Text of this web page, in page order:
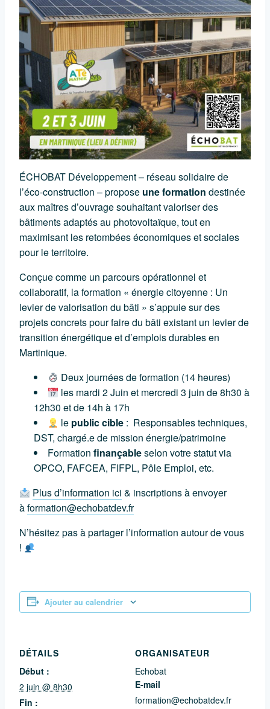
ÉCHOBAT Développement – réseau solidaire de
l’éco-construction – propose une formation destinée
aux maîtres d’ouvrage souhaitant valoriser des
bâtiments adaptés au photovoltaïque, tout en
maximisant les retombées économiques et sociales
pour le territoire.
Conçue comme un parcours opérationnel et
collaboratif, la formation « énergie citoyenne : Un
levier de valorisation du bâti » s’appuie sur des
projets concrets pour faire du bâti existant un levier de
transition énergétique et d’emplois durables en
Martinique.
Deux journées de formation (14 heures)
les mardi 2 Juin et mercredi 3 juin de 8h30 à
12h30 et de 14h à 17h
le public cible : Responsables techniques,
DST, chargé.e de mission énergie/patrimoine
Formation finançableselon votre statut via
OPCO, FAFCEA, FIFPL, Pôle Emploi, etc.
Plus d’information ici & inscriptions à envoyer
àformation@echobatdev.fr
N’hésitez pas à partager l’information autour de vous
!
Ajouter au calendrier
DÉTAILS
Début :
2 juin @ 8h30
Fin :
ORGANISATEUR
Echobat
E-mail
formation@echobatdev.fr